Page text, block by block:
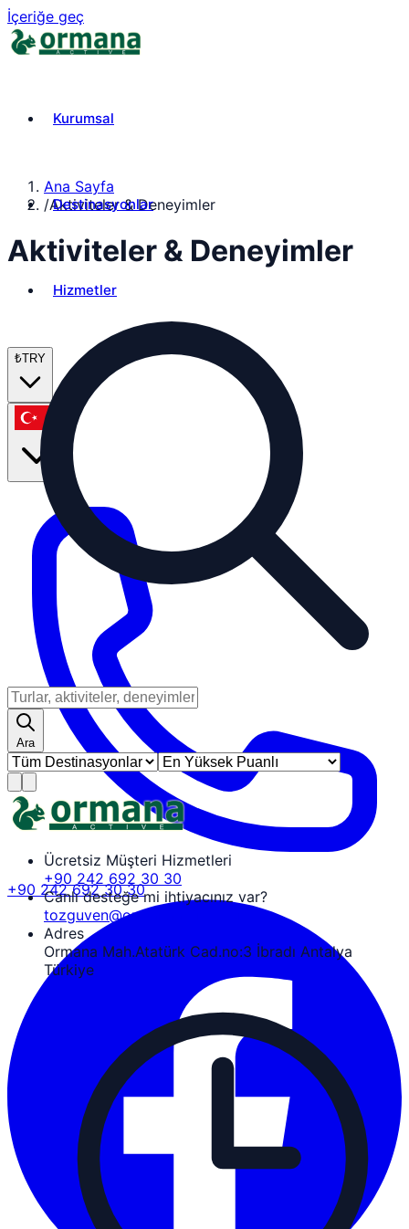
İçeriğe geç
Kurumsal
Destinasyonlar
Hizmetler
₺TRY
+90 242 692 30 30
Ana Sayfa
/Aktiviteler & Deneyimler
Aktiviteler & Deneyimler
Ara
Ücretsiz Müşteri Hizmetleri
+90 242 692 30 30
Canlı desteğe mi ihtiyacınız var?
tozguven@ormanaactive.com
Adres
Ormana Mah.Atatürk Cad.no:3 İbradı Antalya
Türkiye